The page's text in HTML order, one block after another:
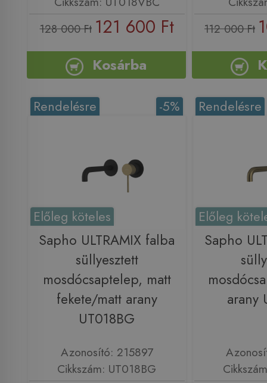
128 000 Ft 121 600 Ft
Kosárba
112 000 Ft
-5%
Rendelésre
Előleg köteles
Sapho ULTRAMIX falba
süllyesztett
mosdócsaptelep, matt
fekete/matt arany
UT018BG
Azonosító: 215897
Cikkszám: UT018BG
Rendelésre
Előleg
Sapho
arany